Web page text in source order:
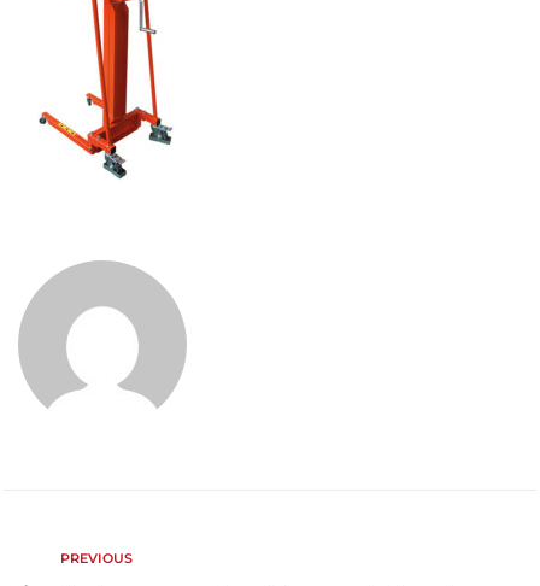
PREVIOUS